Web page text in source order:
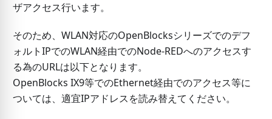
ザアクセス行います。
そのため、WLAN対応のOpenBlocksシリーズでのデフ
ォルトIPでのWLAN経由でのNode-REDへのアクセスす
る為のURLは以下となります。
OpenBlocks IX9等でのEthernet経由でのアクセス等に
ついては、適宜IPアドレスを読み替えてください。